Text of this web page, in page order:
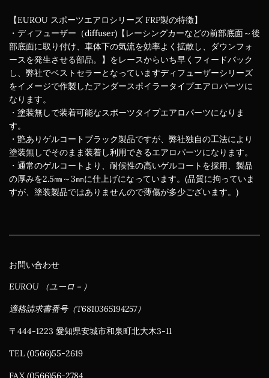
【EUROU スポーツエアロシリーズ FRP製の特徴】
・ディフューザー（diffuser)【レーシングカーなどの前部底面～後
部底面に取り付け、車体下の気流を効率よく拡散し、ダウンフォ
ースを発生させる部品。】をレースからいち早くフィードバック
し、弊社でベストセラーとなっていますディフューザーシリーズ
をイメージで作製したアンダースポイラータイプエアロパーツに
なります。
・塗装無しで装着可能なスポーツタイプエアロパーツになりま
す。
・艶ありゲルコートブラック製品ですが、弊社独自の工法により
塗装無しでそのまま装着し利用できるエアロパーツになります。
・通常のゲルコートより、耐候性の高いゲルコートを採用、製品
の厚みを2.5㎜～3㎜に仕上げになっています。(品質に拘っていま
すが、塗装製品ではありませんので薄傷が多少ございます。)
お問い合わせ
EUROU （ユーロ－）
適格請求書番号（T6810365194257）
〒444-1223 愛知県安城市和泉町北大木3-11
TEL (0566)55-2619